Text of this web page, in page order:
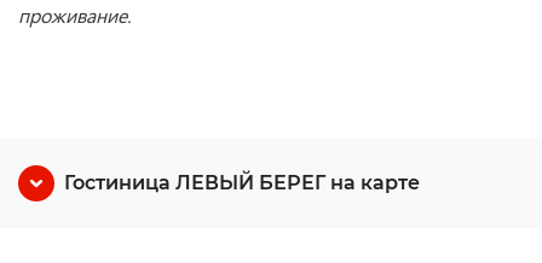
проживание.
Гостиница ЛЕВЫЙ БЕРЕГ на карте